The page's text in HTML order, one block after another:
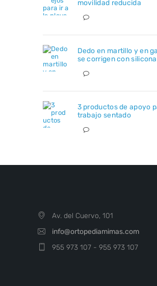
movilidad reducida
Dedo en martillo y en
se corrigen con silicona
3 productos de apoyo
trabajo sentado
Av. del Cuervo, 101
info@ortopediamimas.com
955 973 107 - 955 973 107